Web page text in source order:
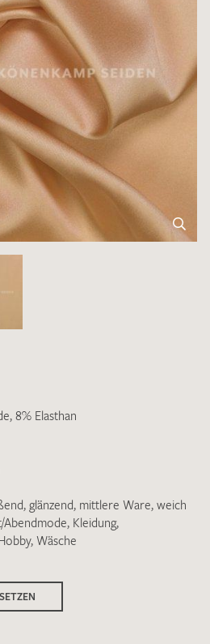
dass meine angegebenen Daten
Musteranfrage genutzt werden.
habe ich zur Kenntnis
diese.
8% Elasthan
, glänzend, mittlere Ware, weich
Abendmode, Kleidung,
, Wäsche